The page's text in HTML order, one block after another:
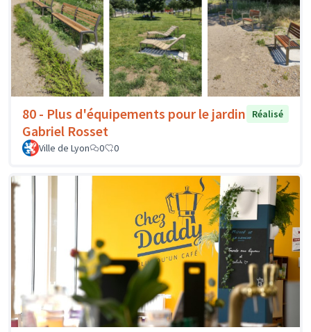
80 - Plus d'équipements pour le jardin
Gabriel Rosset
Réalisé
Ville de Lyon 0 0